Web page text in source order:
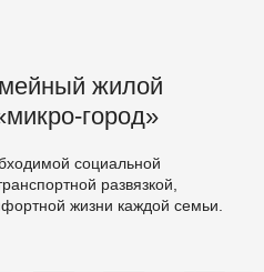
жилой
город»
социальной
развязкой,
жизни каждой семьи.